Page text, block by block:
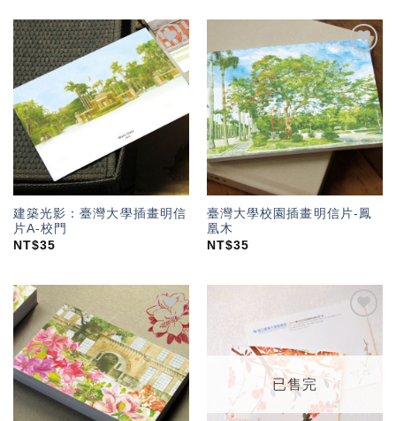
加入
「願
望輕
建築光影：臺灣大學插畫明信
片A-校門
NT$35
加入
「願
望輕
單」
臺灣大學校園插畫明信片-鳳
凰木
NT$35
加入
「願
望輕
單」
加入
「願
望輕
已售完